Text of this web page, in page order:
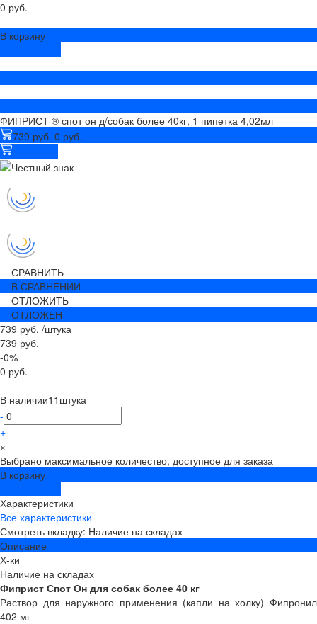
0 руб.
В корзину
ФИПРИСТ ® спот он д/собак более 40кг, 1 пипетка 4,02мл
739 руб. 0 руб.
СРАВНИТЬ
В СРАВНЕНИИ
ОТЛОЖИТЬ
ОТЛОЖЕН
739 руб. /штука
739 руб.
-0%
0 руб.
В наличии11 штука
-
+
×
Выбрано максимальное количество, доступное для заказа
В корзину
Характеристики
Все характеристики
Смотреть вкладку: Наличие на складах
Описание
Х-ки
Наличие на складах
Фиприст Спот Он для собак более 40 кг
Раствор для наружного применения (капли на холку) Фипронил
402 мг